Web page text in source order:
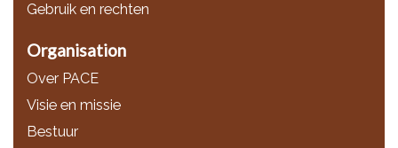
Gebruik en rechten
Organisation
Over PACE
Visie en missie
Bestuur